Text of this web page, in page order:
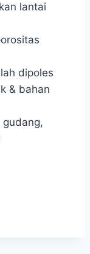
lantai
dipoles
& bahan
gudang,